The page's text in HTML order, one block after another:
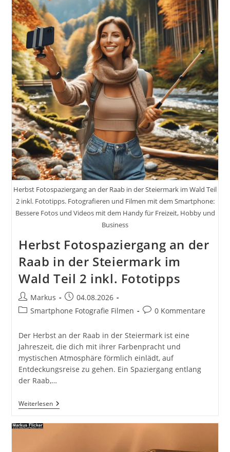
Herbst Fotospaziergang an der Raab in der Steiermark im Wald Teil
2 inkl. Fototipps. Fotografieren und Filmen mit dem Smartphone:
Bessere Fotos und Videos mit dem Handy für Freizeit, Hobby und
Business
Herbst Fotospaziergang an der
Raab in der Steiermark im
Wald Teil 2 inkl. Fototipps
Beitrags-
Autor:
Markus
Beitrag
veröffentlicht:
04.08.2026
Beitrags-
Smartphone Fotografie Filmen
Beitrags-
0 Kommentare
Der Herbst an der Raab in der Steiermark ist eine
Jahreszeit, die dich mit ihrer Farbenpracht und
mystischen Atmosphäre förmlich einlädt, auf
Entdeckungsreise zu gehen. Ein Spaziergang entlang
der Raab,…
WeiterlesenHerbst
Fotospaziergang